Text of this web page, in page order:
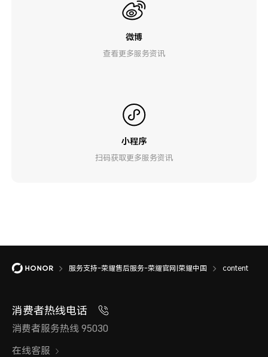
微博
查看更多服务资讯
小程序
扫码获取更多服务资讯
服务支持-荣耀售后服务-荣耀官网|荣耀中国 content
消费者热线电话
消费者服务热线 95030
在线客服